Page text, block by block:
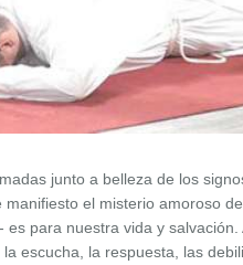
junto a belleza de los
el misterio amoroso
para nuestra vida y salvación.
escucha, la respuesta, las